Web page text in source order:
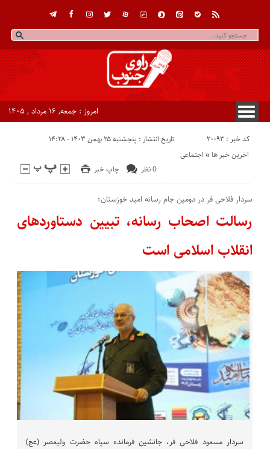
امروز : جمعه, ۱۶ مرداد , ۱۴۰۵
کد خبر : 20093 تاریخ انتشار : پنجشنبه ۲۵ بهمن ۱۴۰۳ - ۱۴:۲۸
چاپ خبر 0 نظر
اجتماعی « اخرین خبر ها
سردار فلاحی فر در دومین جام رسانه امید خوزستان؛
رسالت اصحاب رسانه، تبیین دستاوردهای
انقلاب اسلامی است
سردار مسعود فلاحی فر، جانشین فرمانده سپاه حضرت ولیعصر (عج)